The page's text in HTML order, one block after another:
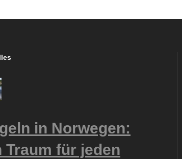
in Norwegen:
Traum für jeden